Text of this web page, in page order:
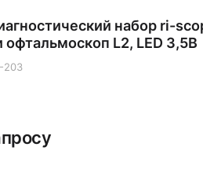
Аксессуары для дерматоскопов
Дерматоскопы
Аккумуляторы и зарядные
набор ri-
офтальмоскоп L2, LED 3,5В
203